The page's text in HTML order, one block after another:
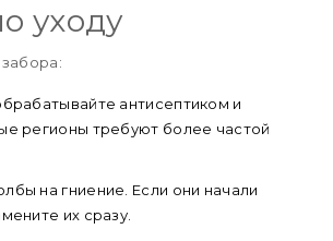
уходу
антисептиком и
регионы требуют более частой
на гниение. Если они начали
их сразу.